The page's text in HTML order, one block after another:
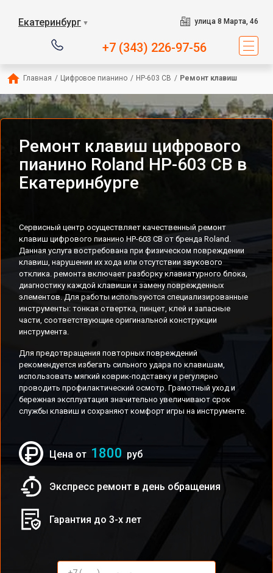
Екатеринбург ▼ улица 8 Марта, 46
+7 (343) 226-97-56
Главная / Цифровое пианино / HP-603 CB / Ремонт клавиш
Ремонт клавиш цифрового
пианино Roland HP-603 CB в
Екатеринбурге
Сервисный центр осуществляет качественный ремонт
клавиш цифрового пианино HP-603 CB от бренда Roland.
Данная услуга востребована при физическом повреждении
клавиш, нарушении их хода или отсутствии звукового
отклика. ремонта включает разборку клавиатурного блока,
диагностику каждой клавиши и замену поврежденных
элементов. Для работы используются специализированные
инструменты: тонкая отвертка, пинцет, клей и запасные
части, соответствующие оригинальной конструкции
инструмента.
Для предотвращения повторных повреждений
рекомендуется избегать сильного удара по клавишам,
использовать мягкий коврик-подставку и регулярно
проводить профилактический осмотр. Грамотный уход и
бережная эксплуатация значительно увеличивают срок
службы клавиш и сохраняют комфорт игры на инструменте.
Цена от 1800 руб
Экспресс ремонт в день обращения
Гарантия до 3-х лет